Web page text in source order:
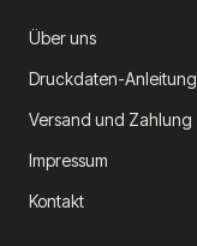
Über uns
Druckdaten-Anleitung
Versand und Zahlung
Impressum
Kontakt